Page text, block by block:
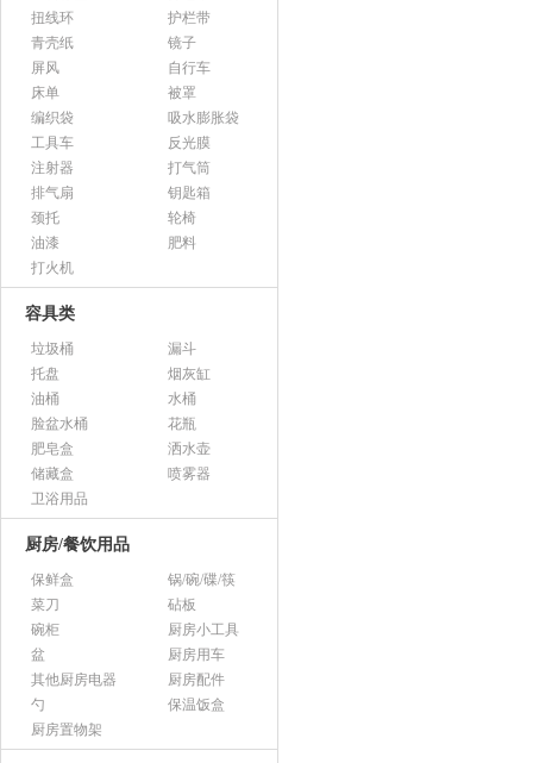
扭线环
护栏带
青壳纸
镜子
屏风
自行车
床单
被罩
编织袋
吸水膨胀袋
工具车
反光膜
注射器
打气筒
排气扇
钥匙箱
颈托
轮椅
油漆
肥料
打火机
容具类
垃圾桶
漏斗
托盘
烟灰缸
油桶
水桶
脸盆水桶
花瓶
肥皂盒
洒水壶
储藏盒
喷雾器
卫浴用品
厨房/餐饮用品
保鲜盒
锅/碗/碟/筷
菜刀
砧板
碗柜
厨房小工具
盆
厨房用车
其他厨房电器
厨房配件
勺
保温饭盒
厨房置物架